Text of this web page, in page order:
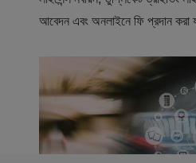
আবেদন এবং অনলাইনে ফি প্রদান করা